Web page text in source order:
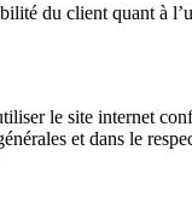
du client quant à
le site internet
et dans le